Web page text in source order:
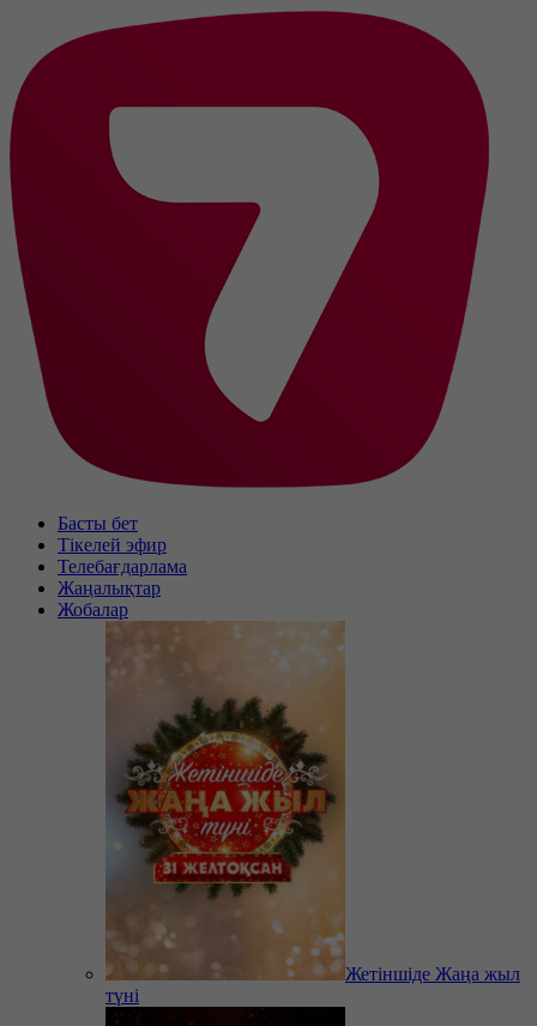
Басты бет
Тікелей эфир
Телебағдарлама
Жаңалықтар
Жобалар
Жетіншіде Жаңа жыл
түні